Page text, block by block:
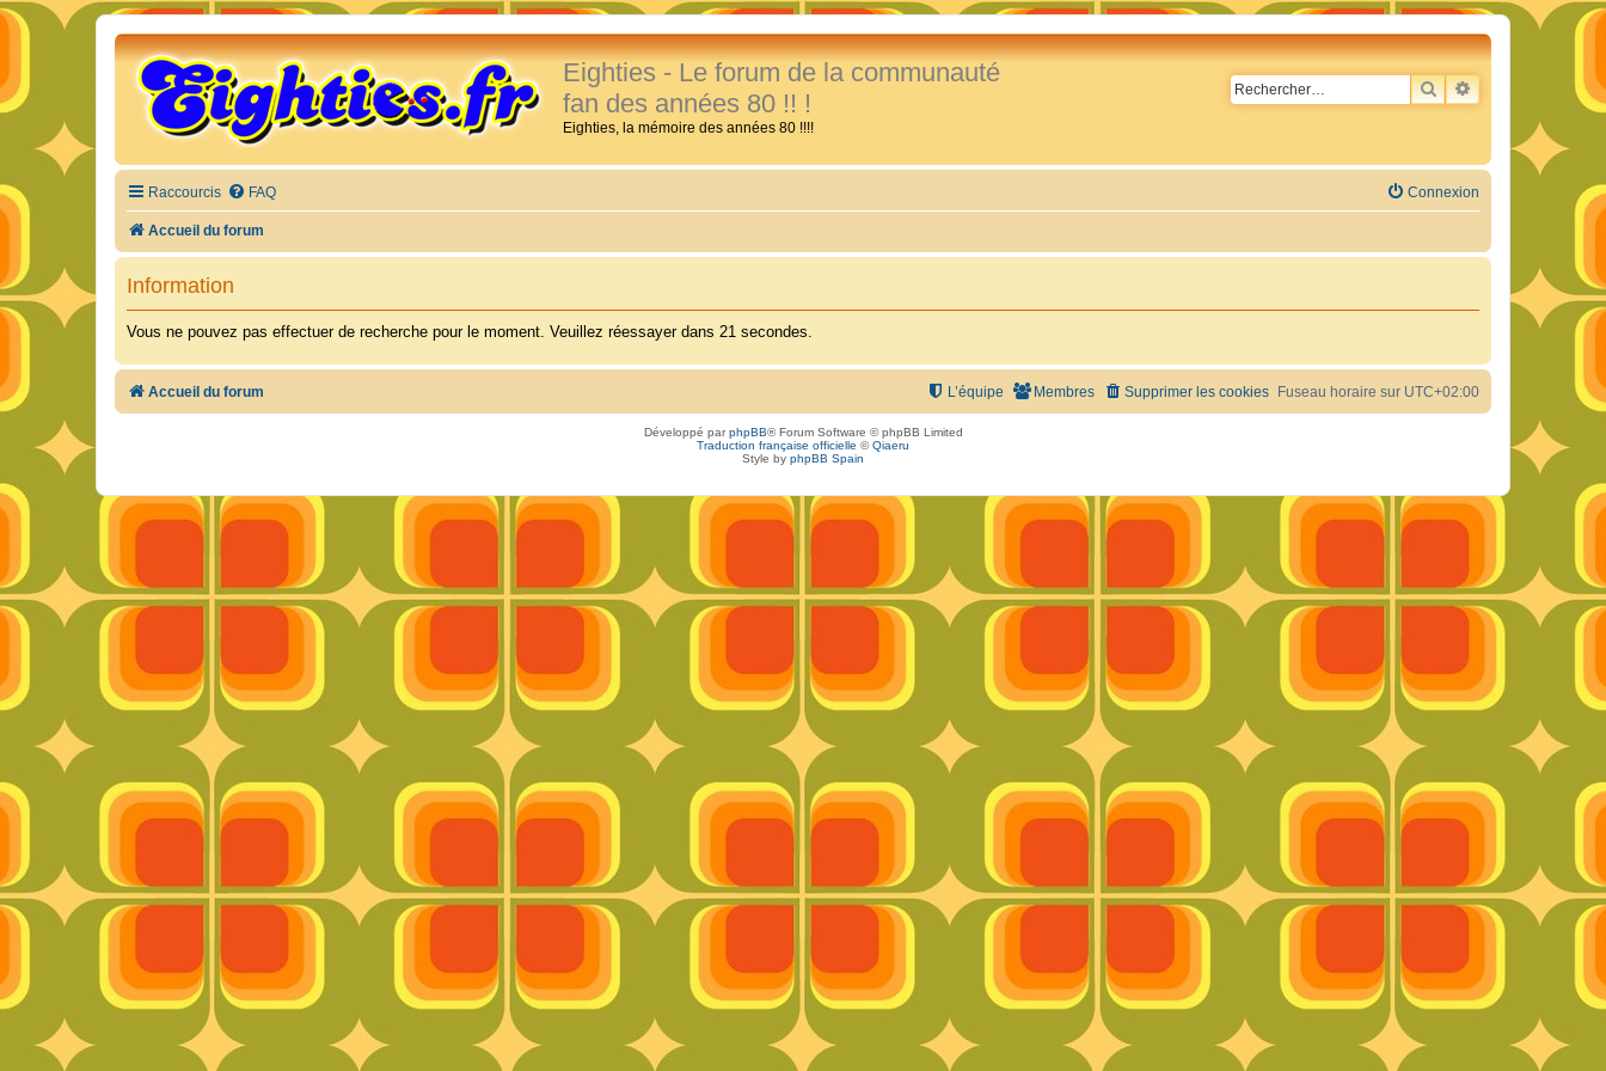
Eighties - Le forum de la communauté
fan des années 80 !! !
Eighties, la mémoire des années 80 !!!!
RECHERCHER
RECHERCHE
Raccourcis FAQ Connexion
Accueil du forum
Information
Vous ne pouvez pas effectuer de recherche pour le moment. Veuillez réessayer dans 21 secondes.
Accueil du forum Fuseau horaire sur UTC+02:00
Supprimer les cookies
Membres
L’équipe
Développé parphpBB® Forum Software © phpBB Limited
Traduction française officielle ©Qiaeru
Style by phpBB Spain